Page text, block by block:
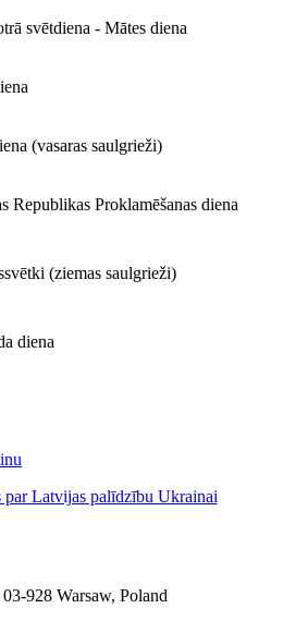
svētdiena - Mātes diena
(vasaras saulgrieži)
Republikas Proklamēšanas diena
(ziemas saulgrieži)
diena
par Latvijas palīdzību Ukrainai
928 Warsaw, Poland